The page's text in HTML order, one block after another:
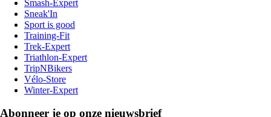
Smash-Expert
Sneak'In
Sport is good
Training-Fit
Trek-Expert
Triathlon-Expert
TripNBikers
Vélo-Store
Winter-Expert
Abonneer je op onze nieuwsbrief